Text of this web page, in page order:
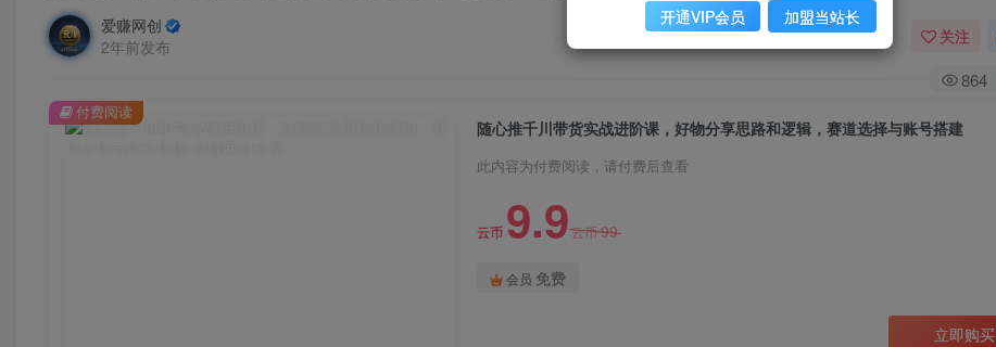
爱赚网创
2年前发布
关注
864
随心推千川带货实战进阶课，好物分享思路和逻辑，赛道选择与账号搭建
此内容为付费阅读，请付费后查看
云币 9.9云币99
会员 免费
立即购买
付费阅读
开通VIP会员 加盟当站长